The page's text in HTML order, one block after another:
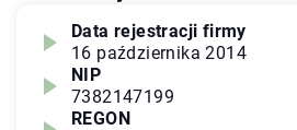
Data rejestracji firmy
16 października 2014
NIP
7382147199
REGON